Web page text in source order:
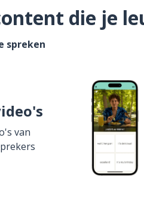
die je
spreken
van